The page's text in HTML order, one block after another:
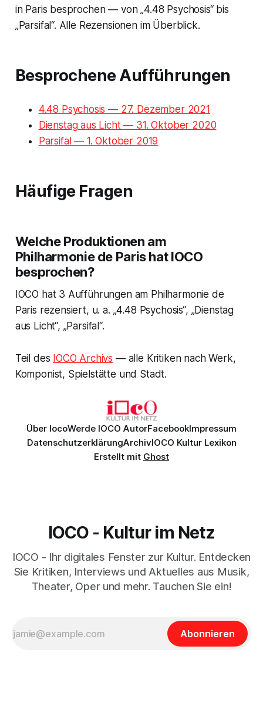
in Paris besprochen — von „4.48 Psychosis“ bis
„Parsifal“. Alle Rezensionen im Überblick.
Besprochene Aufführungen
4.48 Psychosis — 27. Dezember 2021
Dienstag aus Licht — 31. Oktober 2020
Parsifal — 1. Oktober 2019
Häufige Fragen
Welche Produktionen am
Philharmonie de Paris hat IOCO
besprochen?
IOCO hat 3 Aufführungen am Philharmonie de
Paris rezensiert, u. a. „4.48 Psychosis“, „Dienstag
aus Licht“, „Parsifal“.
Teil des IOCO Archivs — alle Kritiken nach Werk,
Komponist, Spielstätte und Stadt.
Über IocoWerde IOCO AutorFacebookImpressum
DatenschutzerklärungArchivIOCO Kultur Lexikon
Erstellt mit Ghost
IOCO - Kultur im Netz
IOCO - Ihr digitales Fenster zur Kultur. Entdecken
Sie Kritiken, Interviews und Aktuelles aus Musik,
Theater, Oper und mehr. Tauchen Sie ein!
Abonnieren